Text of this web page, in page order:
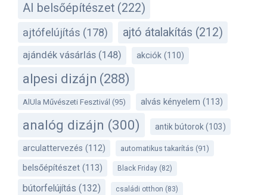
AI belsőépítészet (222)
ajtófelújítás (178) ajtó átalakítás (212)
ajándék vásárlás (148) akciók (110)
alpesi dizájn (288)
AlUla Művészeti Fesztivál (95) alvás kényelem (113)
analóg dizájn (300) antik bútorok(103)
arculattervezés (112) automatikus takarítás (91)
belsőépítészet (113) Black Friday (82)
bútorfelújítás (132) családi otthon (83)